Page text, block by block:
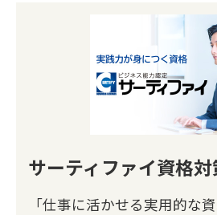
サーティファイ資格
「仕事に活かせる実用的な